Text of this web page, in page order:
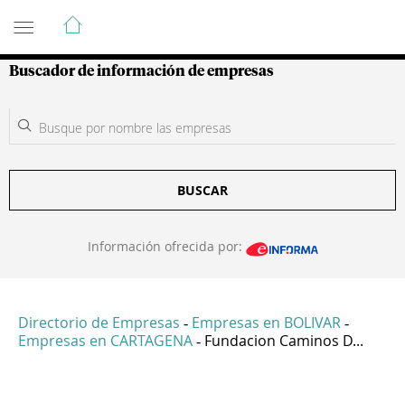
Guía de Empresas Colombianas
Buscador de información de empresas
BUSCAR
Información ofrecida por:
Directorio de Empresas - Empresas en BOLIVAR -
Empresas en CARTAGENA - Fundacion Caminos D...